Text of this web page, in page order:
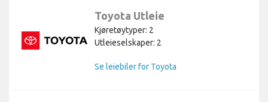
Toyota Utleie
Kjøretøytyper: 2
Utleieselskaper: 2
Se leiebiler for Toyota